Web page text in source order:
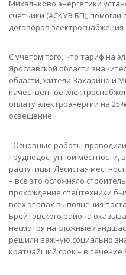
Михальково энергетики
счетчики (АСКУЭ БП),
договоров
С учетом того, что тариф на
Ярославской области
области, жители Захарино и
качественное
оплату электроэнергии на
освещение.
- Основные работы
труднодоступной местности,
распутицы. Лесистая
– все это осложняло
прохождение спецтехники
всех этапах выполнения
Брейтовского района
несмотря на сложные
решили важную социально
кратчайший срок – в течение